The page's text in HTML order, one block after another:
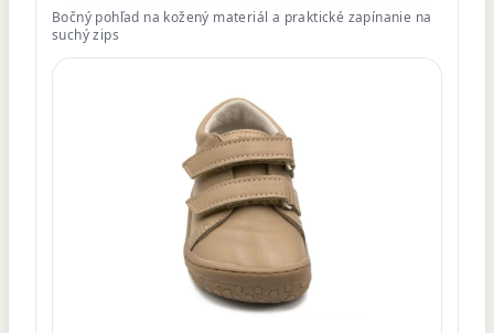
Bočný pohľad na kožený materiál a praktické zapínanie na
suchý zips